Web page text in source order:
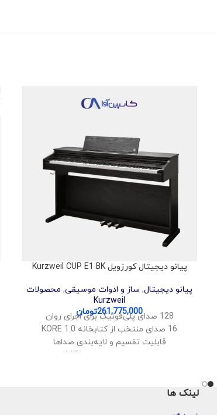
پیانو دیجیتال کورزویل Kurzweil CUP E1 BK
پیانو دیجیتال, ساز و ادوات موسیقی, محصولات
Kurzweil
261,775,000تومان
128 صدای پلی‌فونیک برای اجرای روان
16 صدای منتخب از کتابخانه KORE 1.0
قابلیت تقسیم و لایه‌بندی صداها
لینک ها